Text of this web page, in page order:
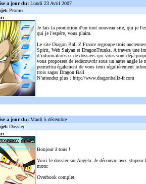
a jour du: Lundi 23 Avril 2007
Promo
Je fais la promotion d'un tout nouveau site, qui je
qui je l'espère, vous plaira.
Le site Dragon Ball Z France regroupe trois
Spirit, Web Saiyan et DragonTrunks. A travers une
d’informations et de dossiers qui vous sont déjà
vous proposera de redécouvrir sous un autre angle
permettra également de vous tenir régulièrement
trois sagas Dragon Ball.
N’attendez plus : http://www.dragonballz-fr.com
a jour du: Mardi 5 décembre
Dossier
Bonjour à tous !
Voici le dossier sur Angela. Je découvre avec
mots:
Overbook complet